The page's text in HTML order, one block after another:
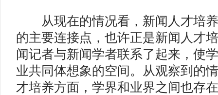
从现在的情况看，新闻人才培养
的主要连接点，也许正是新闻人才
闻记者与新闻学者联系了起来，使
业共同体想象的空间。从观察到的
才培养方面，学界和业界之间也存